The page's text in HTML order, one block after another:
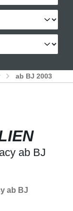
ab BJ 2003
ab BJ
ab BJ